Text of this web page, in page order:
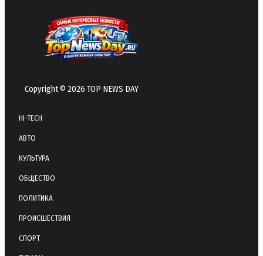
Copyright © 2026 TOP NEWS DAY
HI-TECH
АВТО
КУЛЬТУРА
ОБЩЕСТВО
ПОЛИТИКА
ПРОИСШЕСТВИЯ
СПОРТ